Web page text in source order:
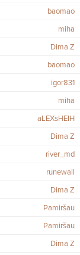
baomao
miha
Dima Z
baomao
igor831
miha
aLEXsHEIH
Dima Z
river_md
runewall
Dima Z
Pamiršau
Pamiršau
Dima Z